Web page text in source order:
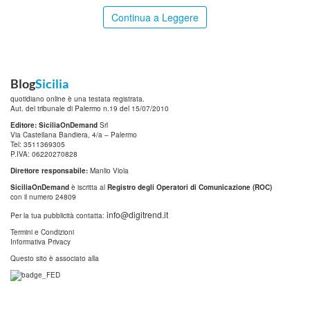
Continua a Leggere
BlogSicilia
quotidiano online è una testata registrata.
Aut. del tribunale di Palermo n.19 del 15/07/2010
Editore: SiciliaOnDemand Srl
Via Castellana Bandiera, 4/a – Palermo
Tel: 3511369305
P.IVA: 06220270828
Direttore responsabile: Manlio Viola
SiciliaOnDemand è iscritta al Registro degli Operatori di Comunicazione (ROC)
con il numero 24809
Per la tua pubblicità contatta: info@digitrend.it
Termini e Condizioni
Informativa Privacy
Questo sito è associato alla